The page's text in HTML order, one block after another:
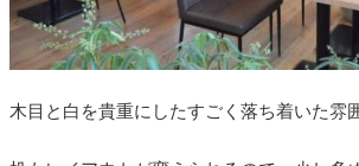
木目と白を貴重にしたすごく落ち着いた雰